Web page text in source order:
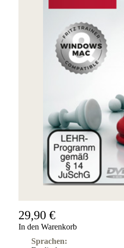
29,90 €
In den Warenkorb
Sprachen: